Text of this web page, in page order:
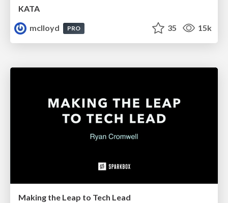
KATA
mclloyd
PRO 35 15k
Making the Leap to Tech Lead